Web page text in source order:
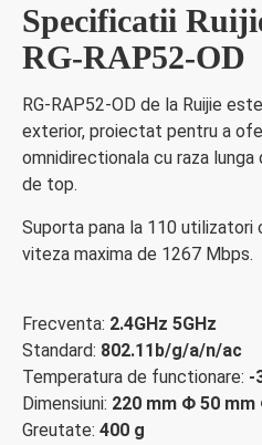
Specificatii
RG-RAP52-OD
RG-RAP52-OD de la Ruijie
exterior, proiectat pentru a
omnidirectionala cu raza
de top.
Suporta pana la 110
viteza maxima de 1267 Mbps.
Frecventa: 2.4GHz 5GHz
Standard: 802.11b/g/a/n/ac
Temperatura de functionare: -
Dimensiuni: 220 mm Φ 50 mm
Greutate: 400 g